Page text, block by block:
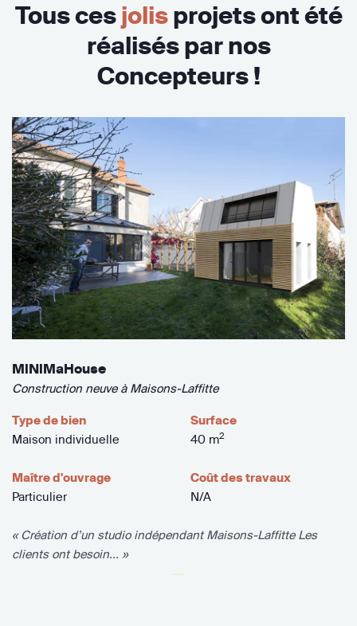
Tous cesjolisprojets ont été
réalisés par nos
Concepteurs !
MiNiMaHouse
Construction neuve à Maisons-Laffitte
Type de bien
Maison individuelle
Surface
40 m2
Maître d'ouvrage
Particulier
Coût des travaux
N/A
« Création d’un studio indépendant Maisons-Laffitte Les
clients ont besoin... »